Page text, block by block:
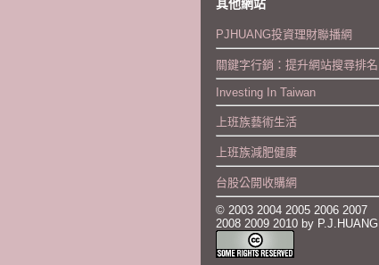
其他網站
PJHUANG投資理財聯播網
關鍵字行銷：提升網站搜尋排名
Investing In Taiwan
上班族藝術生活
上班族減肥健康
台股公開收購網
© 2003 2004 2005 2006 2007
2008 2009 2010 by P.J.HUANG